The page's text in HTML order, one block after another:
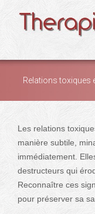
Relations toxiques
Les relations
manière subtile,
immédiatement.
destructeurs qui
Reconnaître ces
pour préserver sa